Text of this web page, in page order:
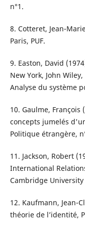
n°1.
8. Cotteret, Jean-
Paris, PUF.
9. Easton, David
New York, John
Analyse du système
10. Gaulme, François
concepts jumelés
Politique étrangère,
11. Jackson, Robert
International
Cambridge University
12. Kaufmann, Jean-
théorie de l’identité,